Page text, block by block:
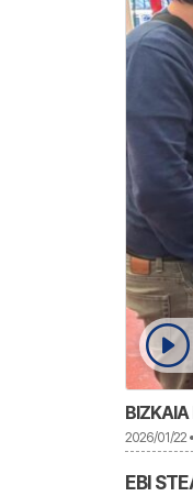
BIZKAIA
2026/01/22
EBI